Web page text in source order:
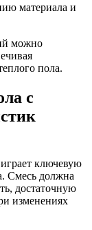
материала и
можно
пола.
с
ключевую
Смесь должна
достаточную
изменениях